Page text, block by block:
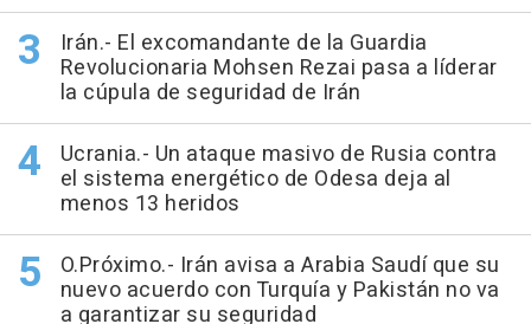
Irán.- El excomandante de la Guardia
Revolucionaria Mohsen Rezai pasa a líderar
la cúpula de seguridad de Irán
Ucrania.- Un ataque masivo de Rusia contra
el sistema energético de Odesa deja al
menos 13 heridos
O.Próximo.- Irán avisa a Arabia Saudí que su
nuevo acuerdo con Turquía y Pakistán no va
a garantizar su seguridad